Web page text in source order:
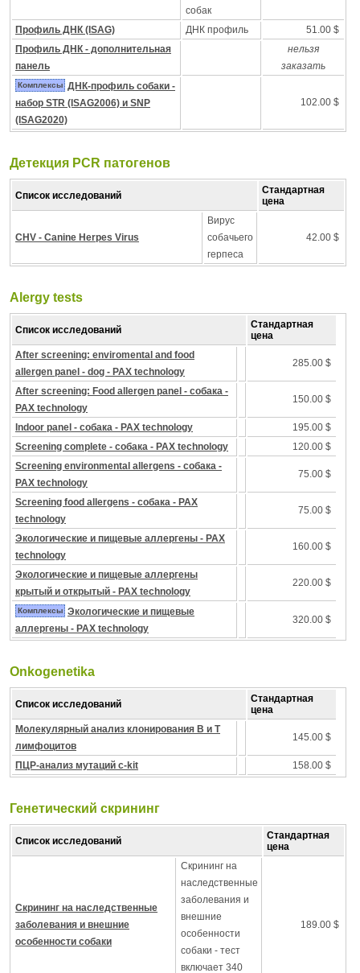
собак
Профиль ДНК (ISAG) ДНК профиль
51.00 $
Профиль ДНК - дополнительная
панель
нельзя
заказать
Комплексы ДНК-профиль собаки -
набор STR (ISAG2006) и SNP
(ISAG2020)
102.00 $
Детекция PCR патогенов
Список исследований
Стандартная
цена
CHV - Canine Herpes Virus
Вирус
собачьего
герпеса
42.00 $
Alergy tests
Список исследований
Стандартная
цена
After screening: enviromental and food
allergen panel - dog - PAX technology
285.00 $
After screening: Food allergen panel - собака -
PAX technology
150.00 $
Indoor panel - собака - PAX technology
195.00 $
Screening complete - собака - PAX technology
120.00 $
Screening environmental allergens - собака -
PAX technology
75.00 $
Screening food allergens - собака - PAX
technology
75.00 $
Экологические и пищевые аллергены - PAX
technology
160.00 $
Экологические и пищевые аллергены
крытый и открытый - PAX technology
220.00 $
Комплексы Экологические и пищевые
аллергены - PAX technology
320.00 $
Onkogenetika
Список исследований
Стандартная
цена
Молекулярный анализ клонирования B и T
лимфоцитов
145.00 $
ПЦР-анализ мутаций c-kit 158.00 $
Генетический скрининг
Список исследований
Стандартная
цена
Скрининг на наследственные
заболевания и внешние
особенности собаки
Скрининг на
наследственные
заболевания и
внешние
особенности
собаки - тест
включает 340
189.00 $